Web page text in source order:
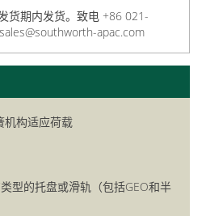
货期内发货。致电 +86 021-
sales@southworth-apac.com
机构适应荷载
型的托盘或滑轨（包括GEO和半